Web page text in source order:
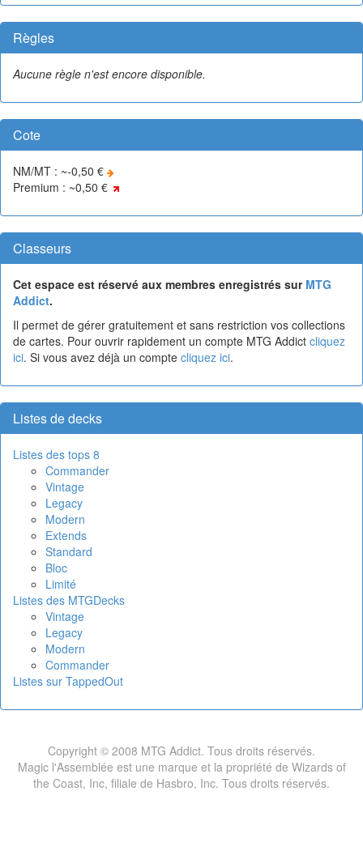
Règles
Aucune règle n'est encore disponible.
Cote
NM/MT : ~-0,50 €
Premium : ~0,50 €
Classeurs
Cet espace est réservé aux membres enregistrés sur MTG
Addict.
Il permet de gérer gratuitement et sans restriction vos collections
de cartes. Pour ouvrir rapidement un compte MTG Addict cliquez
ici. Si vous avez déjà un compte cliquez ici.
Listes de decks
Listes des tops 8
Commander
Vintage
Legacy
Modern
Extends
Standard
Bloc
Limité
Listes des MTGDecks
Vintage
Legacy
Modern
Commander
Listes sur TappedOut
Copyright © 2008 MTG Addict. Tous droits réservés.
Magic l'Assemblée est une marque et la propriété de Wizards of
the Coast, Inc, filiale de Hasbro, Inc. Tous droits réservés.